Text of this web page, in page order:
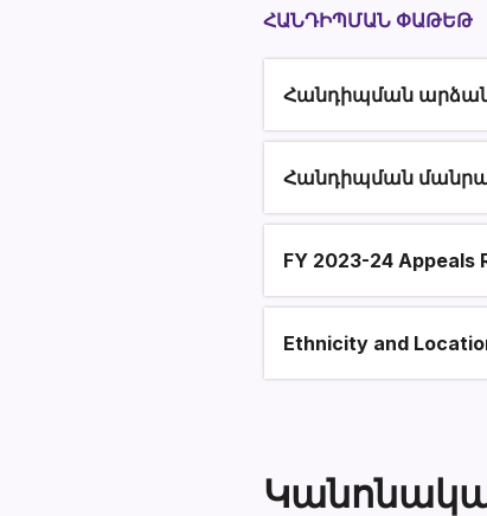
ՀԱՆԴԻՊՄԱՆ ՓԱԹԵԹ
Section heading
Հանդիպման
Հանդիպման
FY 2023-24 Appeals
Ethnicity and